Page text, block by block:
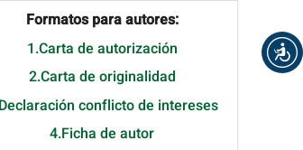
Formatos para autores:
1.Carta de autorización
2.Carta de originalidad
conflicto de intereses
4.Ficha de autor